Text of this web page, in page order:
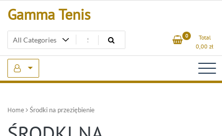
Gamma Tenis
0
Total
0,00 zł
Home Środki na przeziębienie